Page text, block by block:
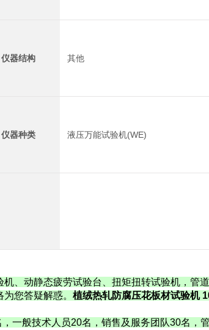
仪器结构 其他
仪器种类 液压万能试验机(WE)
、动静态疲劳试验台、扭矩扭转试验机，管
为您答疑解惑。 植绒热轧防腐压花板材试验机
一般技术人员20名，销售及服务团队30名，